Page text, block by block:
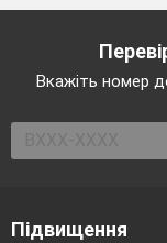
Вкажіть номер
Підвищення